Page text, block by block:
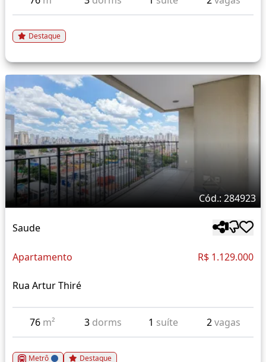
Destaque
Cód.: 284923
Saude
Apartamento R$ 1.129.000
Rua Artur Thiré
76 m² 3 dorms 1 suíte 2vagas
Metrô Destaque